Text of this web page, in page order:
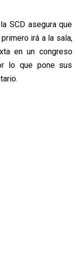
SCD asegura que
irá a la sala,
en un congreso
lo que pone sus